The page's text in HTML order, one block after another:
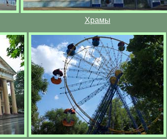
Храмы